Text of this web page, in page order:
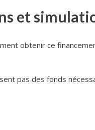
et
obtenir ce
pas des fonds